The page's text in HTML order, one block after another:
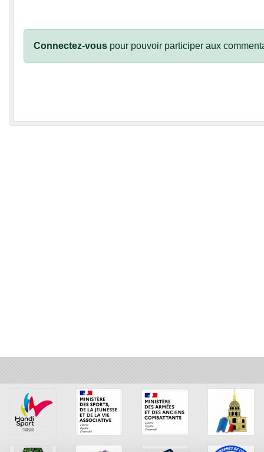
Connectez-vous pour pouvoir participer aux